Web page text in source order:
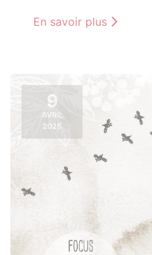
En savoir plus
9
AVRIL
2025